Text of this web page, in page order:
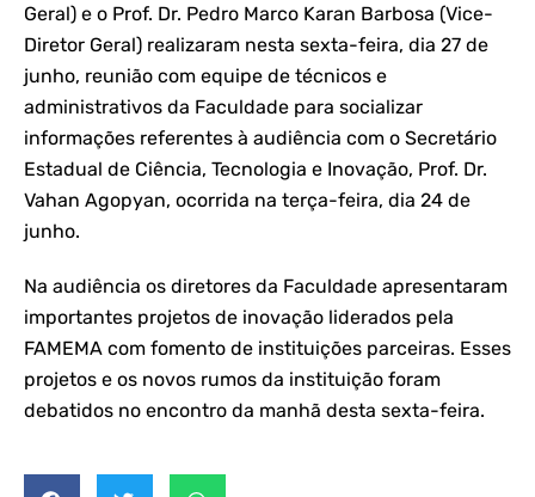
Geral) e o Prof. Dr. Pedro Marco Karan Barbosa (Vice-
Diretor Geral) realizaram nesta sexta-feira, dia 27 de
junho, reunião com equipe de técnicos e
administrativos da Faculdade para socializar
informações referentes à audiência com o Secretário
Estadual de Ciência, Tecnologia e Inovação, Prof. Dr.
Vahan Agopyan, ocorrida na terça-feira, dia 24 de
junho.
Na audiência os diretores da Faculdade apresentaram
importantes projetos de inovação liderados pela
FAMEMA com fomento de instituições parceiras. Esses
projetos e os novos rumos da instituição foram
debatidos no encontro da manhã desta sexta-feira.